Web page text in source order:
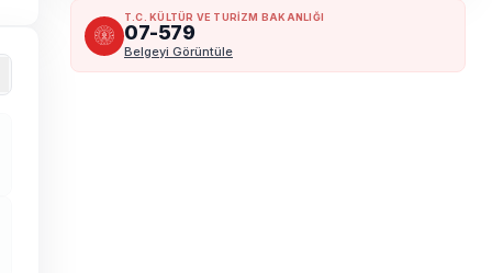
T.C. KÜLTÜR VE TURİZM BAKANLIĞI
07-579
Belgeyi Görüntüle